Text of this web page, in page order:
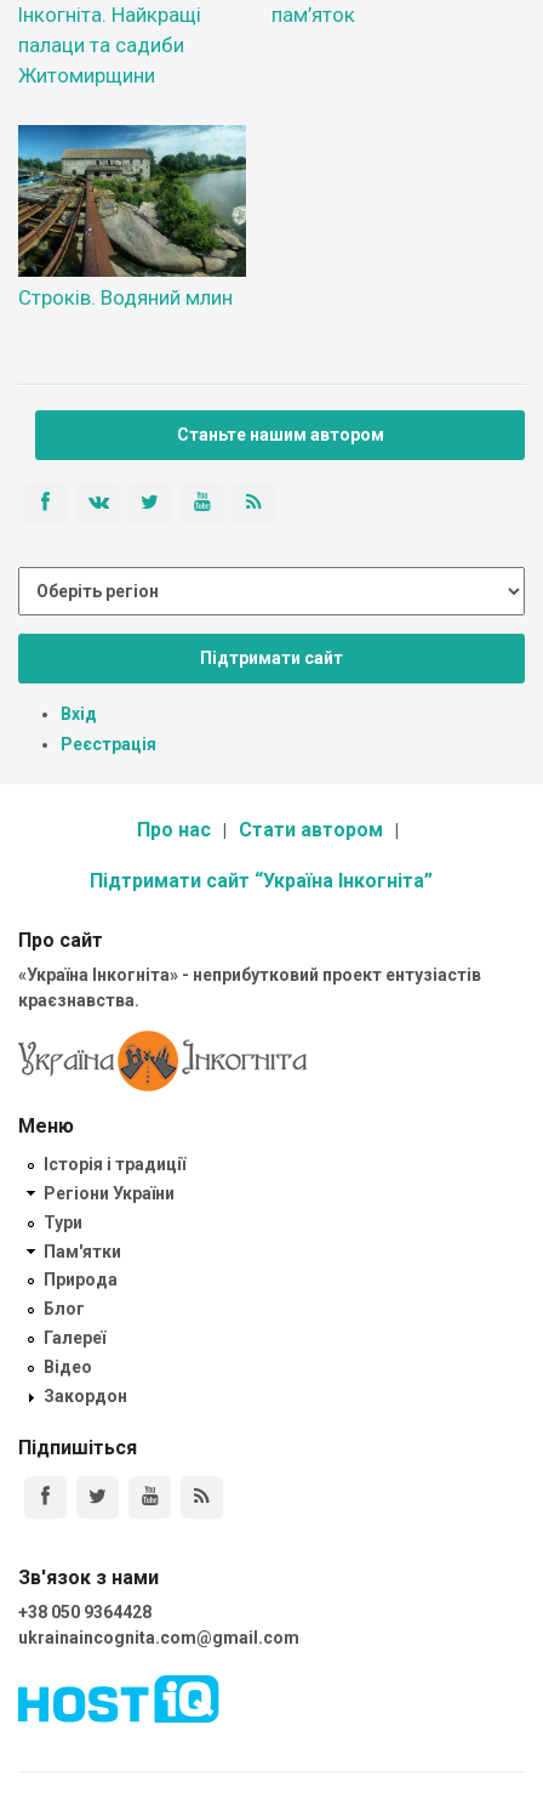
Інкогніта. Найкращі
палаци та садиби
Житомирщини
пам’яток
Строків. Водяний млин
Станьте нашим автором
Підтримати сайт
Вхід
Реєстрація
Про нас Стати автором
Підтримати сайт “Україна Інкогніта”
Про сайт
«Україна Інкогніта» - неприбутковий проект ентузіастів
краєзнавства.
Меню
Історія і традиції
Регіони України
Тури
Пам'ятки
Природа
Блог
Галереї
Відео
Закордон
Підпишіться
Зв'язок з нами
+38 050 9364428
ukrainaincognita.com@gmail.com